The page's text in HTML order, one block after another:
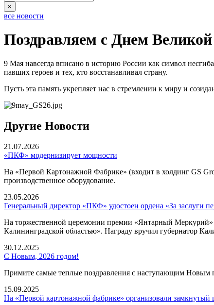
×
все новости
Поздравляем с Днем
9 Мая навсегда вписано в историю России как символ
павших героев и тех, кто восстанавливал страну.
Пусть эта память укрепляет нас в стремлении к миру и
Другие Новости
21.07.2026
«ПКФ» модернизирует мощности
На «Первой Картонажной Фабрике» (входит в холдинг GS
производственное оборудование.
23.05.2026
Генеральный директор «ПКФ» удостоен ордена «За заслуги
На торжественной церемонии премии «Янтарный Меркурий»
Калининградской областью». Награду вручил губернатор
30.12.2025
С Новым, 2026 годом!
Примите самые теплые поздравления с наступающим Новым
15.09.2025
На «Первой картонажной фабрике» организовали замкнутый